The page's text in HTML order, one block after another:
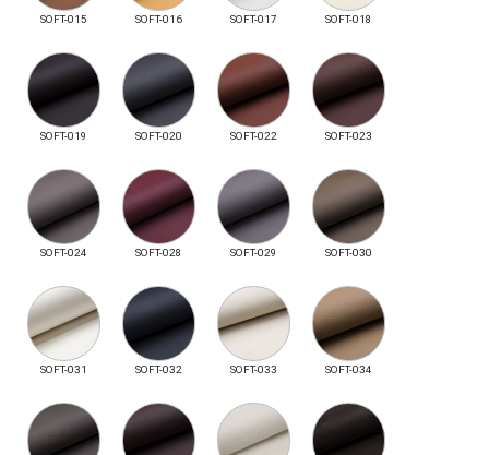
SOFT-015 SOFT-016 SOFT-017 SOFT-018
SOFT-019 SOFT-020 SOFT-022 SOFT-023
SOFT-024 SOFT-028 SOFT-029 SOFT-030
SOFT-031 SOFT-032 SOFT-033 SOFT-034